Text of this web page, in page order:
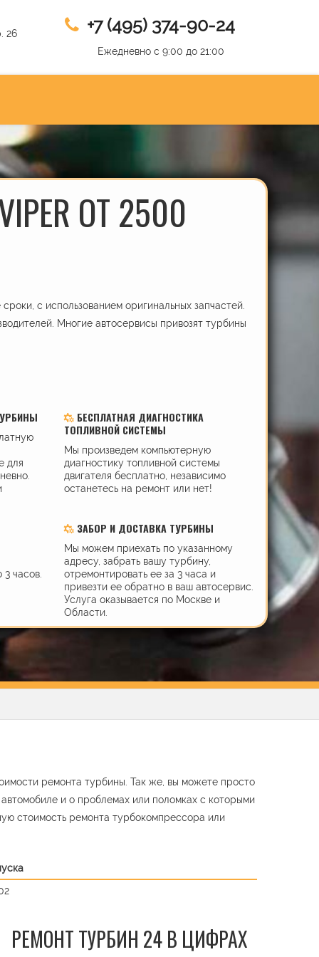
26 +7 (495) 374-90-24
Ежедневно с 9:00 до 21:00
ОТ 2500
с использованием оригинальных запчастей.
Многие автосервисы привозят турбины
для
БЕСПЛАТНАЯ ДИАГНОСТИКА
ТОПЛИВНОЙ СИСТЕМЫ
Мы произведем компьютерную
диагностику топливной системы
двигателя бесплатно, независимо
останетесь на ремонт или нет!
часов.
ЗАБОР И ДОСТАВКА ТУРБИНЫ
Мы можем приехать по указанному
адресу, забрать вашу турбину,
отремонтировать ее за 3 часа и
привезти ее обратно в ваш автосервис.
Услуга оказывается по Москве и
Области.
ремонта турбины. Так же, вы можете просто
и о проблемах или поломках с которыми
стоимость ремонта турбокомпрессора или
РЕМОНТ ТУРБИН 24 В ЦИФРАХ